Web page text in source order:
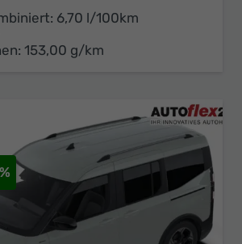
6,70 l/100km
153,00 g/km